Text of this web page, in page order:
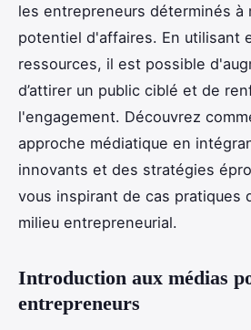
les entrepreneurs déterminés à
potentiel d'affaires. En utilisant
ressources, il est possible
d’attirer un public ciblé et de
l'engagement. Découvrez
approche médiatique en
innovants et des stratégies
vous inspirant de cas pratiques
milieu entrepreneurial.
Introduction aux médias
entrepreneurs